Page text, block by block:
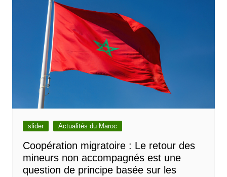
slider Actualités du Maroc
Coopération migratoire : Le retour des
mineurs non accompagnés est une
question de principe basée sur les